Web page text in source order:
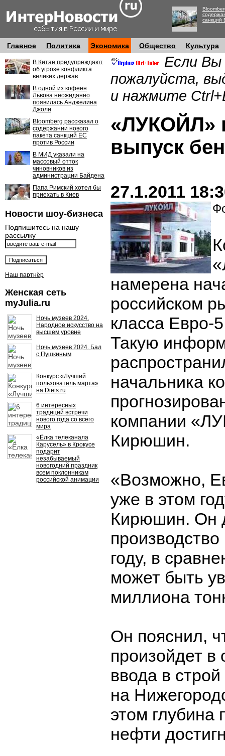
санкций
Главное Политика Экономика Общество Культура
В Китае предупреждают
об угрозе конфликта
великих держав
В одной из кофеен
Львова неожиданно
появилась Анджелина
Джоли
Bloomberg рассказал о
содержании нового
пакета санкций ЕС
против России
В МИД указали на
массовый отток
чиновников из
администрации Байдена
Папа Римский хотел бы
приехать в Киев
Новости шоу-бизнеса
Подпишитесь на нашу
рассылку
Наш партнёр
Женская сеть
myJulia.ru
Ночь музеев 2024.
Народное искусство на
высшем уровне
Ночь музеев 2024. Бал
с Пушкиным
Конкурс «Лучший
пользователь марта»
на Diets.ru
6 интересных
традиций встречи
нового года со всего
мира
«Ёлка телеканала
Карусель» в Крокусе
подарит
незабываемый
новогодний праздник
всем поклонникам
российской анимации
Если Вы
пожалуйста,
и нажмите
«ЛУКОЙЛ»
выпуск
27.1.2011
намерена
российском
класса Евро-
Такую
начальника
компании
Кирюшин.
«Возможно,
уже в этом
Кирюшин. Он
году, в
может быть
миллиона
Он пояснил,
произойдет в
ввода в
на
этом глубина
нефти